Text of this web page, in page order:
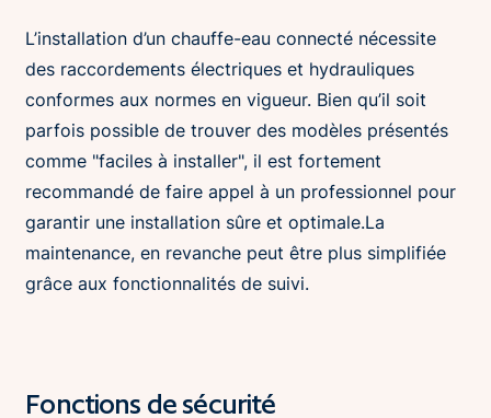
L’installation d’un chauffe-eau connecté nécessite
des raccordements électriques et hydrauliques
conformes aux normes en vigueur. Bien qu’il soit
parfois possible de trouver des modèles présentés
comme "faciles à installer", il est fortement
recommandé de faire appel à un professionnel pour
garantir une installation sûre et optimale.La
maintenance, en revanche peut être plus simplifiée
grâce aux fonctionnalités de suivi.
Fonctions de sécurité